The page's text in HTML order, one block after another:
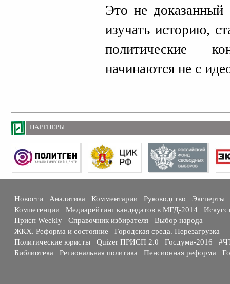
Это не
изучать историю,
политические
начинаются не с
ПАРТНЕРЫ
Новости Аналитика Комментарии Руководство
Эксперты
Компетенции
Медиарейтинг кандидатов в МГД-2014
Присп Weekly
Справочник избирателя
Выбор народа
ЖКХ. Реформа и состояние
Городская среда. Перезагрузка
Политические юристы
Quizer ПРИСП 2.0 Госдума-2016
Библиотека
Региональная политика Пенсионная реформа